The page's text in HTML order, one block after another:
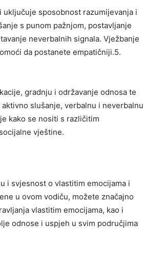
sposobnost razumijevanja i
s punom pažnjom, postavljanje
neverbalnih signala. Vježbanje
da postanete empatičniji.5.
gradnju i održavanje odnosa te
slušanje, verbalnu i neverbalnu
kako se nositi s različitim
vještine.
i svjesnost o vlastitim emocijama i
u ovom vodiču, možete značajno
vlastitim emocijama, kao i
odnose i uspjeh u svim područjima